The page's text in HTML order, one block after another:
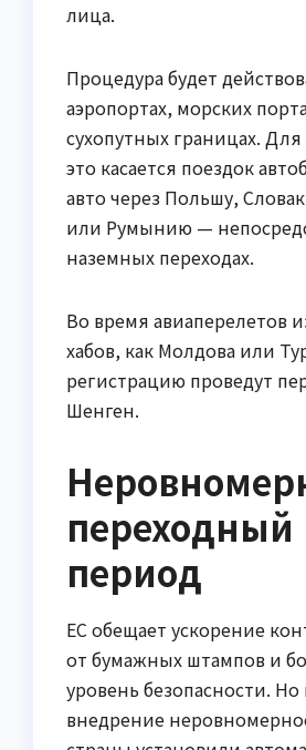
лица.
Процедура будет
аэропортах, морских
сухопутных границах.
это касается поездок
авто через Польшу,
или Румынию —
наземных переходах.
Во время авиаперелетов
хабов, как Молдова или
регистрацию проведут
Шенген.
переходный
период
ЕС обещает ускорение
от бумажных штампов и
уровень безопасности. Но
внедрение